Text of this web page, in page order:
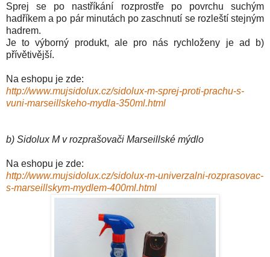
Sprej se po nastříkání rozprostře po povrchusuchým
hadříkem a po pár minutách po zaschnutí se rozleští stejným
hadrem.
Je to výborný produkt, ale pro nás rychloženy je ad b)
přívětivější.
Na eshopu je zde:
http://www.mujsidolux.cz/sidolux-m-sprej-proti-prachu-s-
vuni-marseillskeho-mydla-350ml.html
b) Sidolux M v rozprašovači Marseillské mýdlo
Na eshopu je zde:
http://www.mujsidolux.cz/sidolux-m-univerzalni-rozprasovac-
s-marseillskym-mydlem-400ml.html